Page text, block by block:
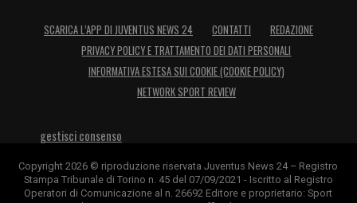
SCARICA L’APP DI JUVENTUS NEWS 24 CONTATTI
REDAZIONE
PRIVACY POLICY E TRATTAMENTO DEI DATI PERSONALI
INFORMATIVA ESTESA SUI COOKIE (COOKIE POLICY)
NETWORK SPORT REVIEW
gestisci consenso
Copyright 2026 © riproduzione riservata Juventus News 24 – Registro
Stampa Tribunale di Torino n. 45 del 07/09/2021 - Iscritto al Registro
Operatori di Comunicazione al n. 26692 Editore e proprietario: Sport